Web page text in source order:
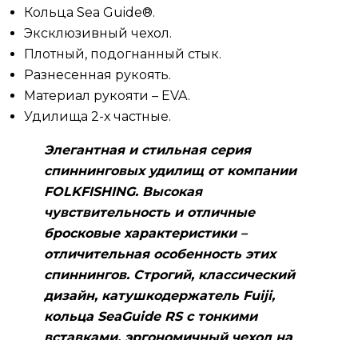
Кольца Sea Guide®.
Эксклюзивный чехол.
Плотный, подогнанный стык.
Разнесенная рукоять.
Материал рукояти – EVA.
Удилища 2-х частные.
Элегантная и стильная серия
спиннинговых удилищ от компании
FOLKFISHING. Высокая
чувствительность и отличные
бросковые характеристики –
отличительная особенность этих
спиннингов. Строгий, классический
дизайн, катушкодержатель Fuiji,
кольца SeaGuide RS с тонкими
вставками, эргономичный чехол на